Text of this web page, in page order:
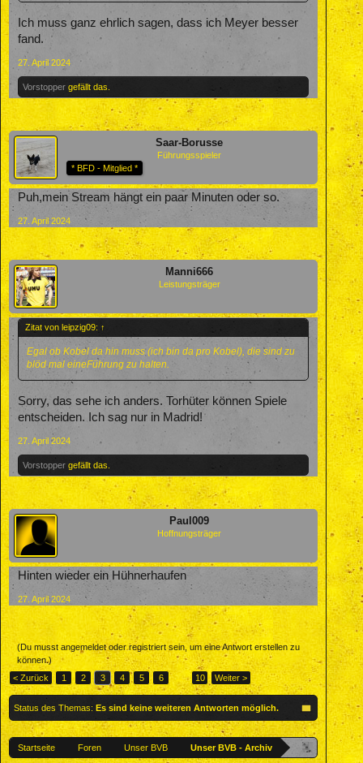
Ich muss ganz ehrlich sagen, dass ich Meyer besser
fand.
27. April 2024
Vorstopper gefällt das.
Saar-Borusse
Führungsspieler
* BFD - Mitglied *
Puh,mein Stream hängt ein paar Minuten oder so.
27. April 2024
Manni666
Leistungsträger
Zitat von leipzig09: ↑
Egal ob Kobel da hin muss (ich bin da pro Kobel), die sind zu
blöd mal eineFührung zu halten.
Sorry, das sehe ich anders. Torhüter können Spiele
entscheiden. Ich sag nur in Madrid!
27. April 2024
Vorstopper gefällt das.
Paul009
Hoffnungsträger
Hinten wieder ein Hühnerhaufen
27. April 2024
(Du musst angemeldet oder registriert sein, um eine Antwort erstellen zu
können.)
< Zurück
1 2 3 4 5 6 → 10 Weiter >
Status des Themas: Es sind keine weiteren Antworten möglich.
Startseite Foren Unser BVB Unser BVB - Archiv